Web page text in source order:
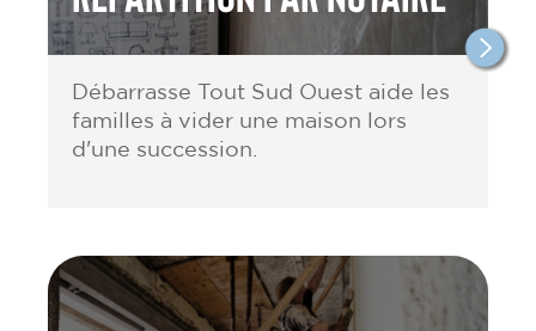
Débarrasse Tout Sud Ouest aide les
familles à vider une maison lors
d'une succession.